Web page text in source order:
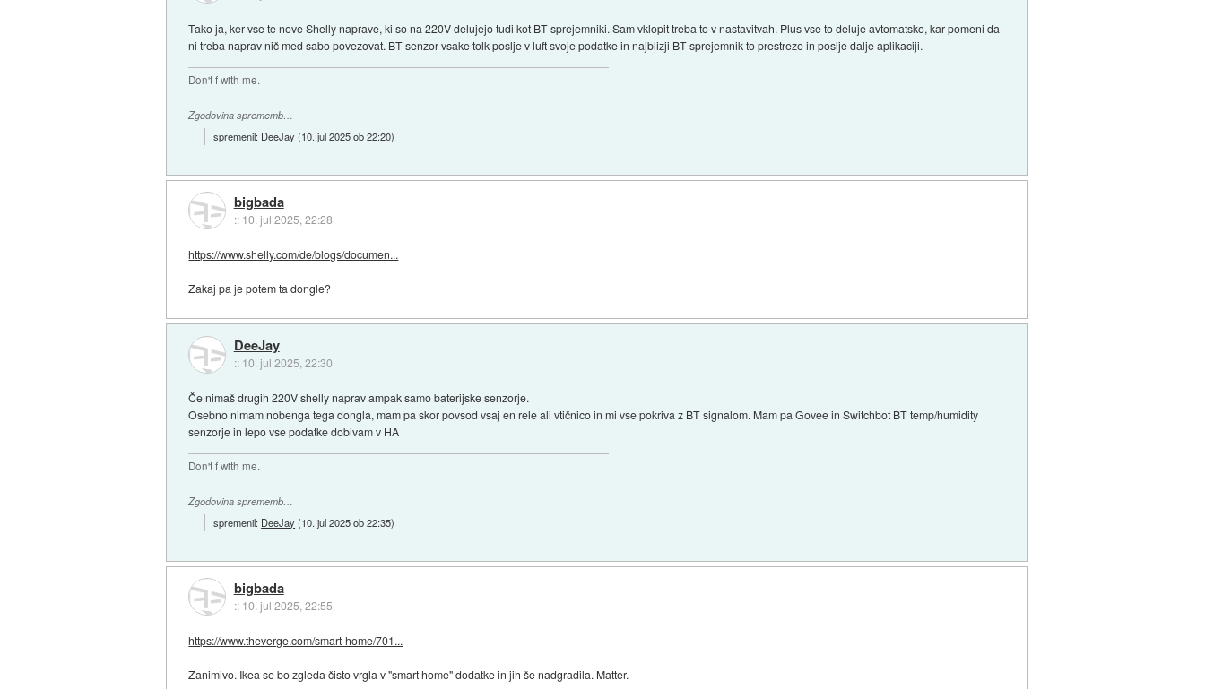
Tako ja, ker vse te nove Shelly naprave, ki so na 220V delujejo tudi kot BT sprejemniki. Sam vklopit treba to v nastavitvah. Plus vse to deluje avtomatsko, kar pomeni da
ni treba naprav nič med sabo povezovat. BT senzor vsake tolk poslje v luft svoje podatke in najblizji BT sprejemnik to prestreze in poslje dalje aplikaciji.
Don't f with me.
Zgodovina sprememb…
spremenil: DeeJay (10. jul 2025 ob 22:20)
bigbada
:: 10. jul 2025, 22:28
https://www.shelly.com/de/blogs/documen...
Zakaj pa je potem ta dongle?
DeeJay
:: 10. jul 2025, 22:30
Če nimaš drugih 220V shelly naprav ampak samo baterijske senzorje.
Osebno nimam nobenga tega dongla, mam pa skor povsod vsaj en rele ali vtičnico in mi vse pokriva z BT signalom. Mam pa Govee in Switchbot BT temp/humidity
senzorje in lepo vse podatke dobivam v HA
Don't f with me.
Zgodovina sprememb…
spremenil: DeeJay (10. jul 2025 ob 22:35)
bigbada
:: 10. jul 2025, 22:55
https://www.theverge.com/smart-home/701...
Zanimivo. Ikea se bo zgleda čisto vrgla v "smart home" dodatke in jih še nadgradila. Matter.